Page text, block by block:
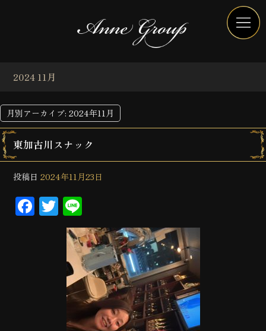
2024 11月
月別アーカイブ: 2024年11月
東加古川スナック
投稿日 2024年11月23日
Facebook
Twitter